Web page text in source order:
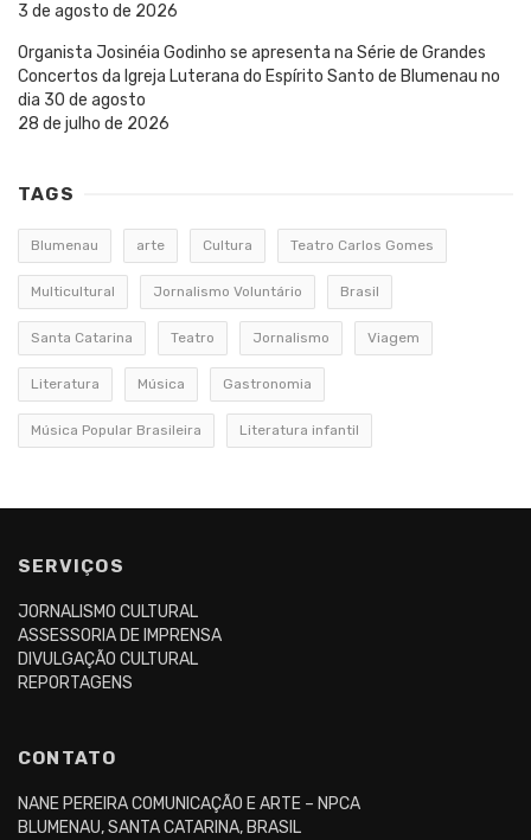
3 de agosto de 2026
Organista Josinéia Godinho se apresenta na Série de Grandes
Concertos da Igreja Luterana do Espírito Santo de Blumenau no
dia 30 de agosto
28 de julho de 2026
TAGS
Blumenau arte Cultura Teatro Carlos Gomes
Multicultural Jornalismo Voluntário Brasil
Santa Catarina Teatro Jornalismo Viagem
Literatura Música Gastronomia
Música Popular Brasileira Literatura infantil
SERVIÇOS
JORNALISMO CULTURAL
ASSESSORIA DE IMPRENSA
DIVULGAÇÃO CULTURAL
REPORTAGENS
CONTATO
NANE PEREIRA COMUNICAÇÃO E ARTE – NPCA
BLUMENAU, SANTA CATARINA, BRASIL